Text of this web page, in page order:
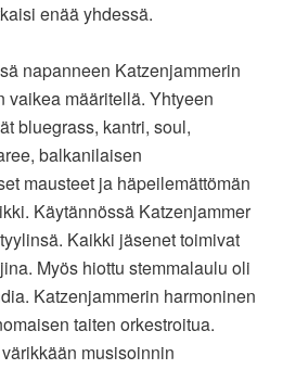
enää yhdessä.
napanneen Katzenjammerin
vaikea määritellä. Yhtyeen
bluegrass, kantri, soul,
balkanilaisen
mausteet ja häpeilemättömän
Käytännössä Katzenjammer
Kaikki jäsenet toimivat
Myös hiottu stemmalaulu oli
Katzenjammerin harmoninen
taiten orkestroitua.
musisoinnin